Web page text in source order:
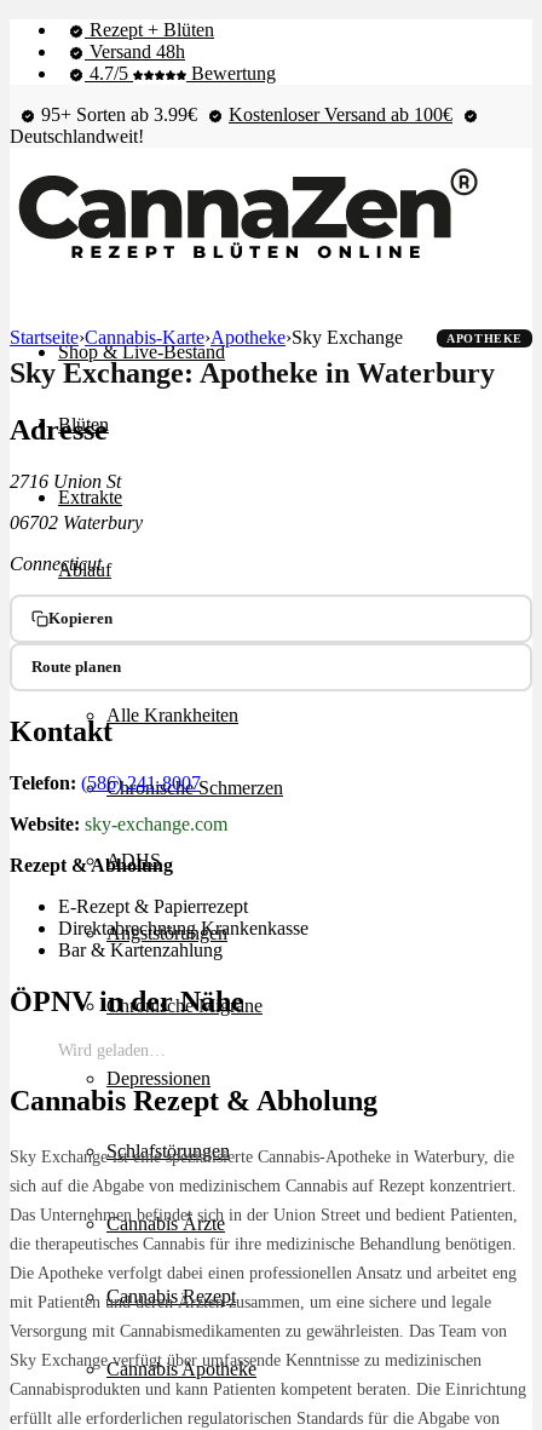
Rezept + Blüten
Versand 48h
4.7/5
Bewertung
95+ Sorten ab 3.99€
Kostenloser Versand ab 100€
Deutschlandweit!
Shop & Live-Bestand
Blüten
Extrakte
Ablauf
Therapien
Alle Krankheiten
Chronische Schmerzen
ADHS
Angststörungen
Chronische Migräne
Depressionen
Schlafstörungen
Cannabis Ärzte
Cannabis Rezept
Cannabis Apotheke
Startseite›Cannabis-Karte›Apotheke›Sky Exchange APOTHEKE
Sky Exchange: Apotheke in Waterbury
Adresse
2716 Union St
06702 Waterbury
Connecticut
Kopieren
Route planen
Kontakt
Telefon: (586) 241-8007
Website: sky-exchange.com
Rezept & Abholung
E-Rezept & Papierrezept
Direktabrechnung Krankenkasse
Bar & Kartenzahlung
ÖPNV in der Nähe
Wird geladen…
Cannabis Rezept & Abholung
Sky Exchange ist eine spezialisierte Cannabis-Apotheke in Waterbury, die
sich auf die Abgabe von medizinischem Cannabis auf Rezept konzentriert.
Das Unternehmen befindet sich in der Union Street und bedient Patienten,
die therapeutisches Cannabis für ihre medizinische Behandlung benötigen.
Die Apotheke verfolgt dabei einen professionellen Ansatz und arbeitet eng
mit Patienten und deren Ärzten zusammen, um eine sichere und legale
Versorgung mit Cannabismedikamenten zu gewährleisten. Das Team von
Sky Exchange verfügt über umfassende Kenntnisse zu medizinischen
Cannabisprodukten und kann Patienten kompetent beraten. Die Einrichtung
erfüllt alle erforderlichen regulatorischen Standards für die Abgabe von